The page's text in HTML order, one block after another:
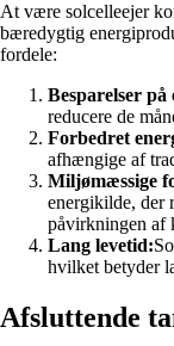
At være solcelleejer
bæredygtig
fordele:
Besparelser på
reducere de
Forbedret
afhængige af
Miljømæssige
energikilde, der
påvirkningen af
Lang levetid:
hvilket betyder
Afsluttende